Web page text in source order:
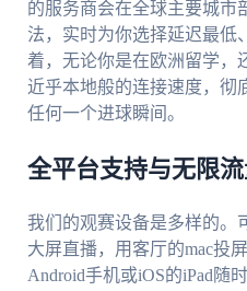
的服务商会在全球主要城市
法，实时为你选择延迟最低
着，无论你是在欧洲留学，
近乎本地般的连接速度，彻
任何一个进球瞬间。
全平台支持与无限
我们的观赛设备是多样的。
大屏直播，用客厅的mac投
Android手机或iOS的iPad随